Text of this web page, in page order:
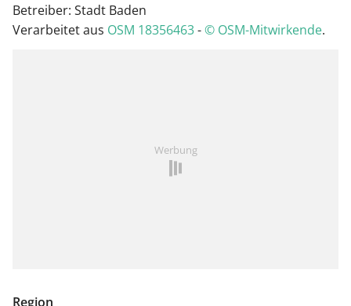
Betreiber: Stadt Baden
Verarbeitet aus OSM 18356463-© OSM-Mitwirkende.
Werbung
Region